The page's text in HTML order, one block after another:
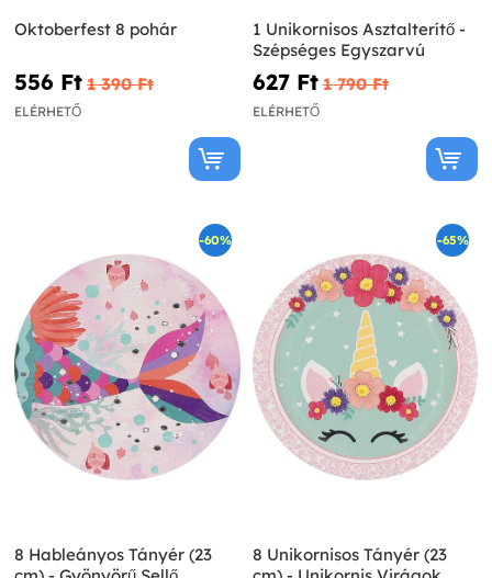
Oktoberfest 8 pohár
556 Ft‎ 1 390 Ft‎
ELÉRHETŐ
1 Unikornisos Asztalterítő -
Szépséges Egyszarvú
627 Ft‎ 1 790 Ft‎
ELÉRHETŐ
-60%
8 Hableányos Tányér (23
-65%
8 Unikornisos Tányér (23